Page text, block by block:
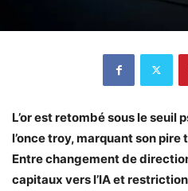
L’or est retombé sous le
l’once troy, marquant son
Entre changement de
capitaux vers l’IA et